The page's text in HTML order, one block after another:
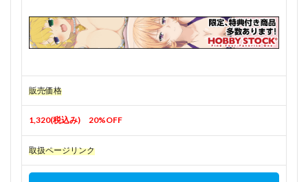
販売価格
1,320(税込み) 20%OFF
取扱ページリンク